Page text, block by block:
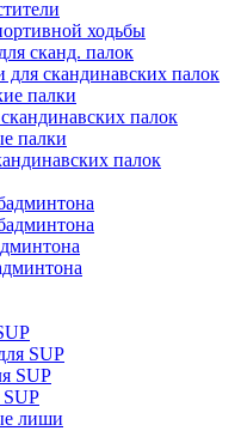
ходьбы
сканд. палок
для скандинавских палок
палки
палок
палки
палок
SUP
SUP
лиши